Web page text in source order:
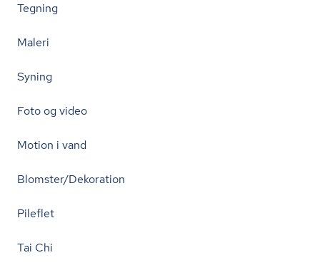
Tegning
Maleri
Syning
Foto og video
Motion i vand
Blomster/Dekoration
Pileflet
Tai Chi